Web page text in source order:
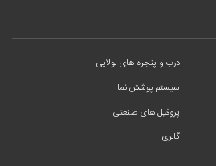
درب و پنجره های لولایی
سیستم پوشش نما
پروفیل های صنعتی
گالری